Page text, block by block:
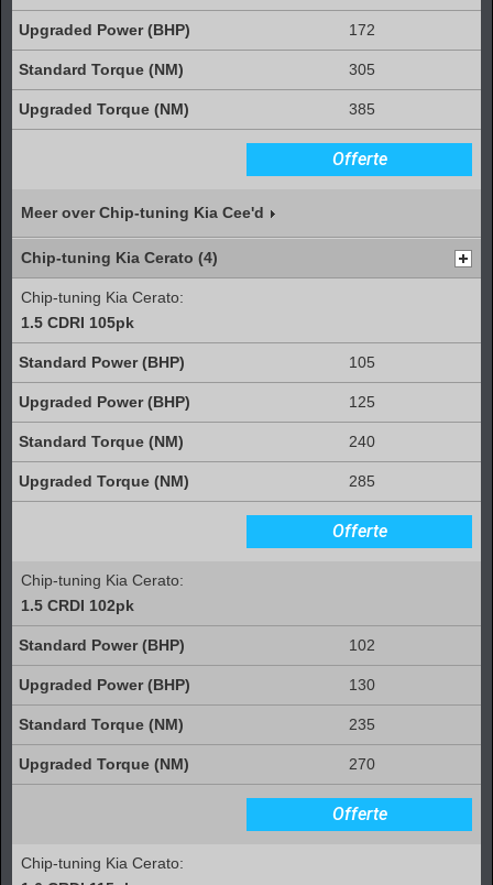
172
305
385
Offerte
Meer over Chip-tuning Kia Cee'd
Chip-tuning Kia Cerato (4)
Chip-tuning Kia Cerato:
1.5 CDRI 105pk
105
125
240
285
Offerte
Chip-tuning Kia Cerato:
1.5 CRDI 102pk
102
130
235
270
Offerte
Chip-tuning Kia Cerato: